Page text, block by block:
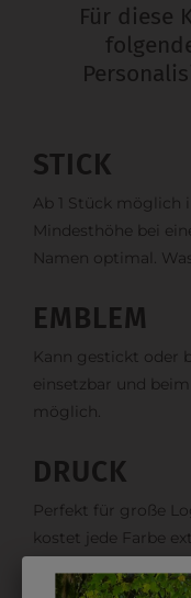
Für diese
STICK
Ab 1 Stück möglich
Mindesthöhe bei
Namen optimal.
EMBLEM
Kann gestickt oder
einsetzbar und
möglich.
DRUCK
Perfekt für große
kostet jede Farbe